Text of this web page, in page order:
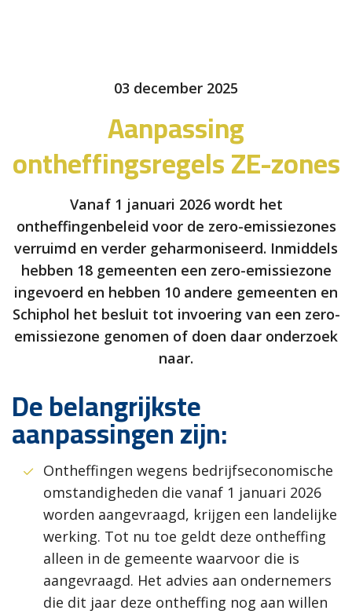
03 december 2025
Aanpassing
ontheffingsregels ZE-zones
Vanaf 1 januari 2026 wordt het
ontheffingenbeleid voor de zero-emissiezones
verruimd en verder geharmoniseerd. Inmiddels
hebben 18 gemeenten een zero-emissiezone
ingevoerd en hebben 10 andere gemeenten en
Schiphol het besluit tot invoering van een zero-
emissiezone genomen of doen daar onderzoek
naar.
De belangrijkste
aanpassingen zijn:
Ontheffingen wegens bedrijfseconomische
omstandigheden die vanaf 1 januari 2026
worden aangevraagd, krijgen een landelijke
werking. Tot nu toe geldt deze ontheffing
alleen in de gemeente waarvoor die is
aangevraagd. Het advies aan ondernemers
die dit jaar deze ontheffing nog aan willen